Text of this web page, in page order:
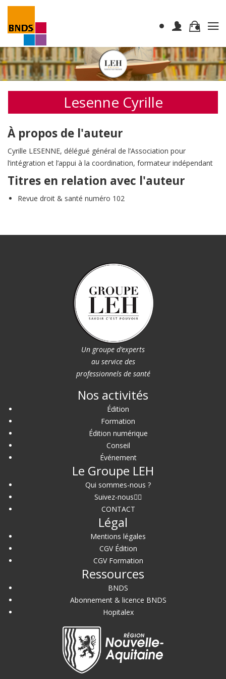
Lesenne Cyrille
À propos de l'auteur
Cyrille LESENNE, délégué général de l’Association pour
l’intégration et l’appui à la coordination, formateur indépendant
Titres en relation avec l'auteur
Revue droit & santé numéro 102
Un groupe d’experts
au service des
professionnels de santé
Nos activités
Édition
Formation
Édition numérique
Conseil
Événement
Le Groupe LEH
Qui sommes-nous ?
Suivez-nous
CONTACT
Légal
Mentions légales
CGV Édition
CGV Formation
Ressources
BNDS
Abonnement & licence BNDS
Hopitalex